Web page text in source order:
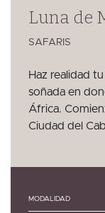
Luna de
SAFARIS
Haz realidad
soñada en
África.
Ciudad del
MODALIDAD